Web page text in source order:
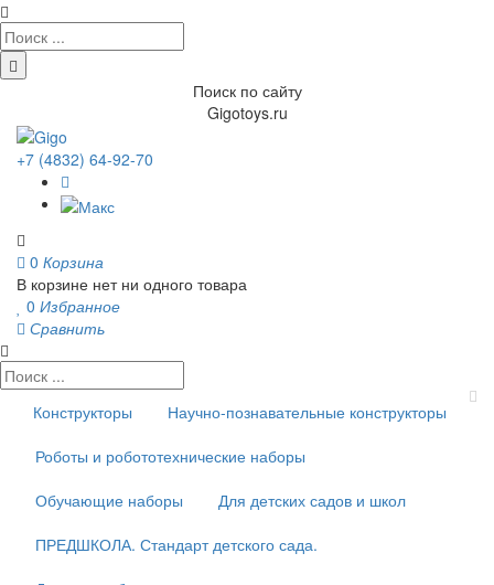
Поиск по сайту
Gigotoys.ru
+7 (4832) 64-92-70
0 Корзина
В корзине нет ни одного товара
0 Избранное
Сравнить
Конструкторы
Научно-познавательные конструкторы
Роботы и робототехнические наборы
Обучающие наборы
Для детских садов и школ
ПРЕДШКОЛА. Стандарт детского сада.